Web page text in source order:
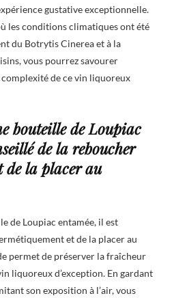
gustative exceptionnelle.
les conditions climatiques ont été
du Botrytis Cinerea et à la
vous pourrez savourer
de ce vin liquoreux
bouteille de Loupiac
de la reboucher
de la placer au
de Loupiac entamée, il est
et de la placer au
permet de préserver la fraîcheur
liquoreux d’exception. En gardant
son exposition à l’air, vous